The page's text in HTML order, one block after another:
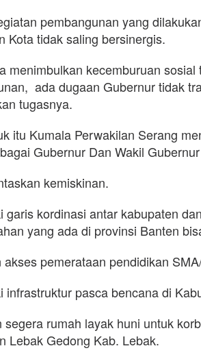
pembangunan yang
Kota tidak saling bersinergis.
menimbulkan kecemburuan sosial
ada dugaan Gubernur tidak
tugasnya.
itu Kumala Perwakilan Serang
Gubernur Dan Wakil
kemiskinan.
garis kordinasi antar kabupaten
yang ada di provinsi Banten
akses pemerataan pendidikan
infrastruktur pasca bencana di
segera rumah layak huni untuk
Lebak Gedong Kab. Lebak.